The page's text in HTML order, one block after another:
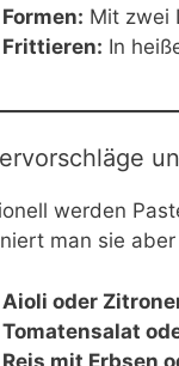
Formen: Mit zwei
Frittieren: In
werden
man sie
Aioli oder
Tomatensalat
Reis mit Erbsen